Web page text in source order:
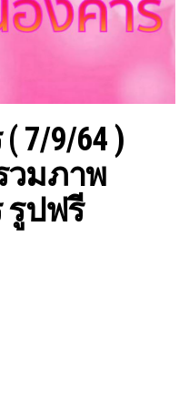
7/9/64 )
รวมภาพ
รูปฟรี